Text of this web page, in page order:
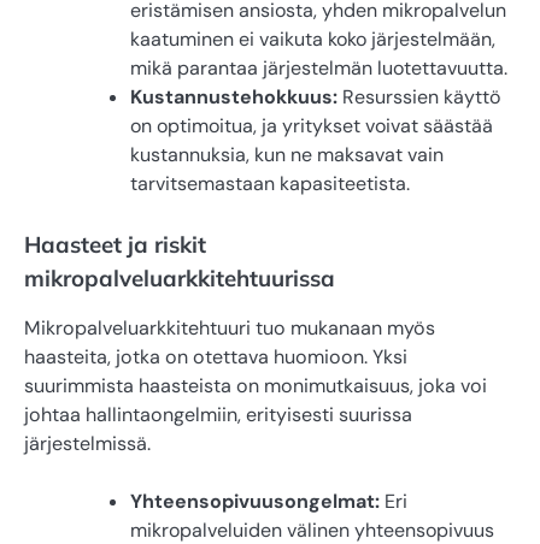
eristämisen ansiosta, yhden mikropalvelun
kaatuminen ei vaikuta koko järjestelmään,
mikä parantaa järjestelmän luotettavuutta.
Kustannustehokkuus: Resurssien käyttö
on optimoitua, ja yritykset voivat säästää
kustannuksia, kun ne maksavat vain
tarvitsemastaan kapasiteetista.
Haasteet ja riskit
mikropalveluarkkitehtuurissa
Mikropalveluarkkitehtuuri tuo mukanaan myös
haasteita, jotka on otettava huomioon. Yksi
suurimmista haasteista on monimutkaisuus, joka voi
johtaa hallintaongelmiin, erityisesti suurissa
järjestelmissä.
Yhteensopivuusongelmat: Eri
mikropalveluiden välinen yhteensopivuus